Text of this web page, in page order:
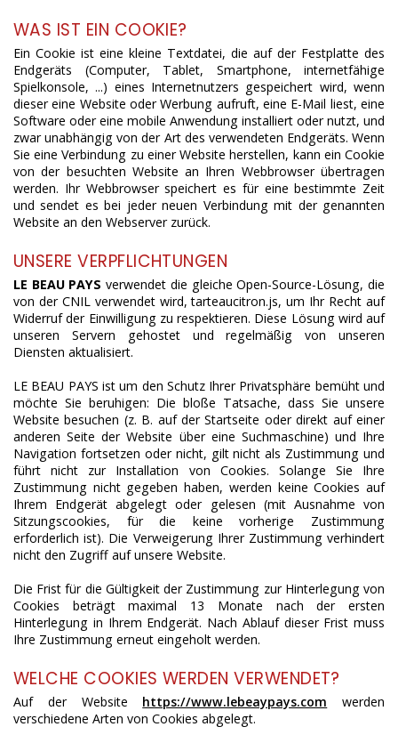
WAS IST EIN COOKIE?
Ein Cookie ist eine kleine Textdatei, die auf der Festplatte des
Endgeräts (Computer, Tablet, Smartphone, internetfähige
Spielkonsole, ...) eines Internetnutzers gespeichert wird, wenn
dieser eine Website oder Werbung aufruft, eine E-Mail liest, eine
Software oder eine mobile Anwendung installiert oder nutzt, und
zwar unabhängig von der Art des verwendeten Endgeräts. Wenn
Sie eine Verbindung zu einer Website herstellen, kann ein Cookie
von der besuchten Website an Ihren Webbrowser übertragen
werden. Ihr Webbrowser speichert es für eine bestimmte Zeit
und sendet es bei jeder neuen Verbindung mit der genannten
Website an den Webserver zurück.
UNSERE VERPFLICHTUNGEN
LE BEAU PAYS verwendet die gleiche Open-Source-Lösung, die
von der CNIL verwendet wird, tarteaucitron.js, um Ihr Recht auf
Widerruf der Einwilligung zu respektieren. Diese Lösung wird auf
unseren Servern gehostet und regelmäßig von unseren
Diensten aktualisiert.
LE BEAU PAYS ist um den Schutz Ihrer Privatsphäre bemüht und
möchte Sie beruhigen: Die bloße Tatsache, dass Sie unsere
Website besuchen (z. B. auf der Startseite oder direkt auf einer
anderen Seite der Website über eine Suchmaschine) und Ihre
Navigation fortsetzen oder nicht, gilt nicht als Zustimmung und
führt nicht zur Installation von Cookies. Solange Sie Ihre
Zustimmung nicht gegeben haben, werden keine Cookies auf
Ihrem Endgerät abgelegt oder gelesen (mit Ausnahme von
Sitzungscookies, für die keine vorherige Zustimmung
erforderlich ist). Die Verweigerung Ihrer Zustimmung verhindert
nicht den Zugriff auf unsere Website.
Die Frist für die Gültigkeit der Zustimmung zur Hinterlegung von
Cookies beträgt maximal 13 Monate nach der ersten
Hinterlegung in Ihrem Endgerät. Nach Ablauf dieser Frist muss
Ihre Zustimmung erneut eingeholt werden.
WELCHE COOKIES WERDEN VERWENDET?
Auf der Website https://www.lebeaypays.com werden
verschiedene Arten von Cookies abgelegt.